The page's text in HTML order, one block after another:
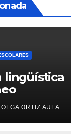
lingüística
OLGA ORTIZ AULA